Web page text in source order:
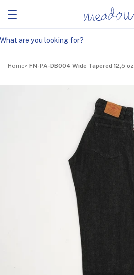
Home FN-PA-DB004 Wide Tapered 12,5 oz